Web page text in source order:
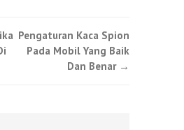
Pengaturan Kaca Spion
Pada Mobil Yang Baik
Dan Benar →